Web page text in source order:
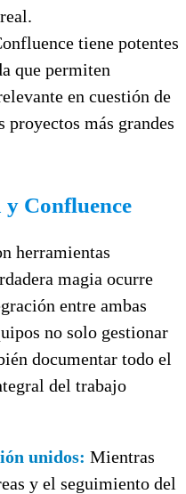
tiene potentes
que permiten
en cuestión de
proyectos más grandes
Confluence
herramientas
magia ocurre
entre ambas
no solo gestionar
documentar todo el
del trabajo
unidos: Mientras
y el seguimiento del